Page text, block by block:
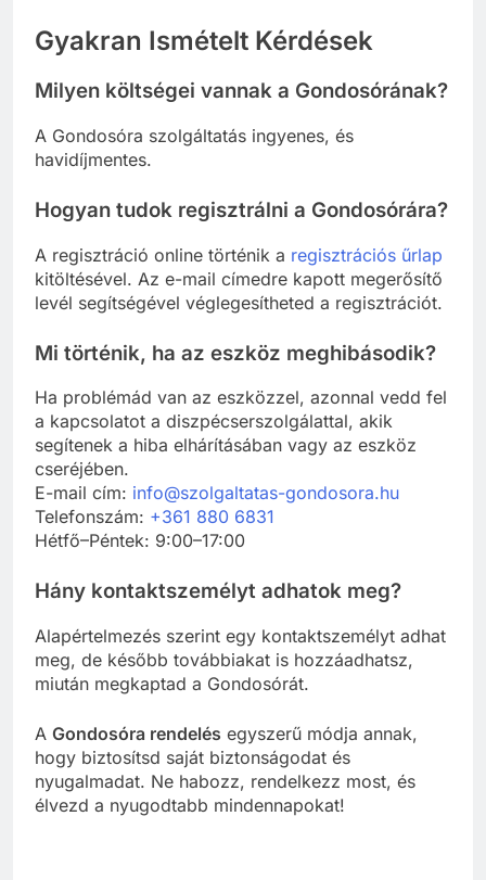
Gyakran Ismételt Kérdések
Milyen költségei vannak a Gondosórának?
A Gondosóra szolgáltatás ingyenes, és
havidíjmentes.
Hogyan tudok regisztrálni a Gondosórára?
A regisztráció online történik a regisztrációs űrlap
kitöltésével. Az e-mail címedre kapott megerősítő
levél segítségével véglegesítheted a regisztrációt.
Mi történik, ha az eszköz meghibásodik?
Ha problémád van az eszközzel, azonnal vedd fel
a kapcsolatot a diszpécserszolgálattal, akik
segítenek a hiba elhárításában vagy az eszköz
cseréjében.
E-mail cím: info@szolgaltatas-gondosora.hu
Telefonszám: +361 880 6831
Hétfő–Péntek: 9:00–17:00
Hány kontaktszemélyt adhatok meg?
Alapértelmezés szerint egy kontaktszemélyt adhat
meg, de később továbbiakat is hozzáadhatsz,
miután megkaptad a Gondosórát.
A Gondosóra rendelés egyszerű módja annak,
hogy biztosítsd saját biztonságodat és
nyugalmadat. Ne habozz, rendelkezz most, és
élvezd a nyugodtabb mindennapokat!